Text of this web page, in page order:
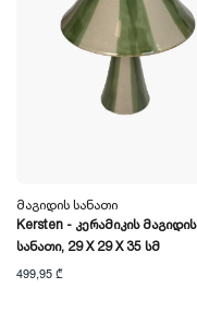
Მაგიდის Სანათი
Kersten - Კერამიკის Მაგიდის
Სანათი, 29 X 29 X 35 Სმ
499,95 ₾